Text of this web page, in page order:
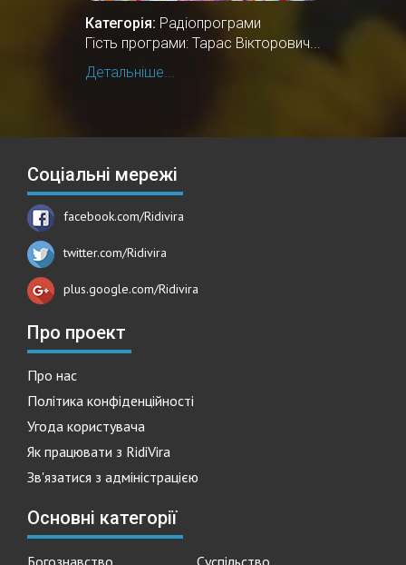
Категорія: Радіопрограми
Гість програми: Тарас Вікторович...
Детальніше...
Соціальні мережі
facebook.com/Ridivira
twitter.com/Ridivira
plus.google.com/Ridivira
Про проект
Про нас
Політика конфіденційності
Угода користувача
Як працювати з RidiVira
Зв'язатися з адміністрацією
Основні категорії
Богознавство Суспільство